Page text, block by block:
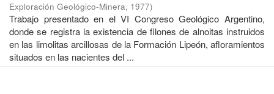
Exploración Geológico-Minera, 1977)
Trabajo presentado en el VI Congreso Geológico Argentino,
donde se registra la existencia de filones de alnoitas instruidos
en las limolitas arcillosas de la Formación Lipeón, afloramientos
situados en las nacientes del ...